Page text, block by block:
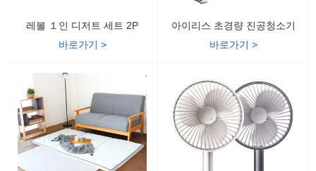
레볼 １인 디저트 세트 2P
바로가기 >
아이리스 초경량 진공청소기
바로가기 >